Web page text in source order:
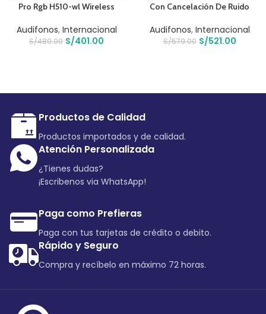
Pro Rgb H510-wl Wireless
Audifonos, Internacional
S/489.00 S/401.00
Con Cancelación De Ruido
Audifonos, Internacional
S/579.00 S/521.00
Productos de Calidad
Productos importados y de calidad.
Atención Personalizada
¿Tienes dudas?
¡Escribenos via WhatsApp!
Paga como Prefieras
Paga con tus tarjetas de crédito o debito.
Rápido y Seguro
Compra y recíbelo en máximo 72 horas.